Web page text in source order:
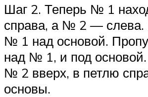
Шаг 2. Теперь № 1
справа, а № 2 — слева.
№ 1 над основой.
над № 1, и под
№ 2 вверх, в петлю
основы.